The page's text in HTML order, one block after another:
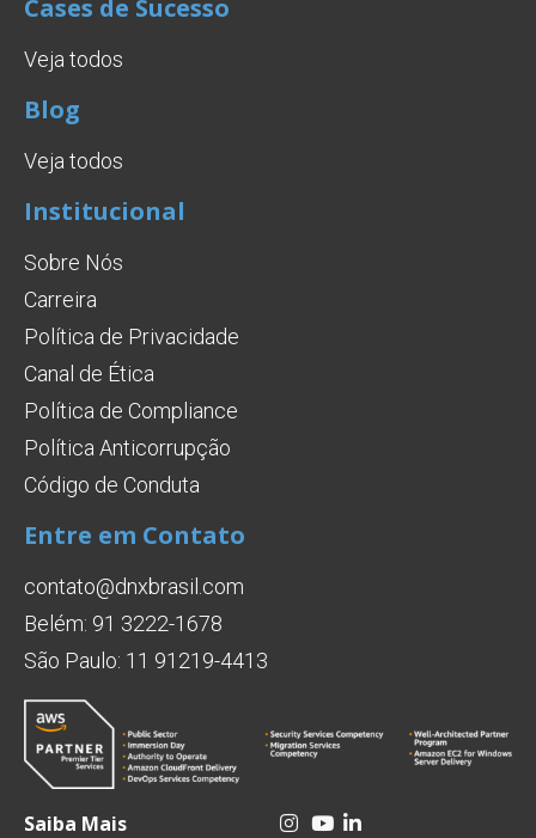
Cases de Sucesso
Veja todos
Blog
Veja todos
Institucional
Sobre Nós
Carreira
Política de Privacidade
Canal de Ética
Política de Compliance
Política Anticorrupção
Código de Conduta
Entre em Contato
contato@dnxbrasil.com
Belém: 91 3222-1678
São Paulo: 11 91219-4413
Saiba Mais